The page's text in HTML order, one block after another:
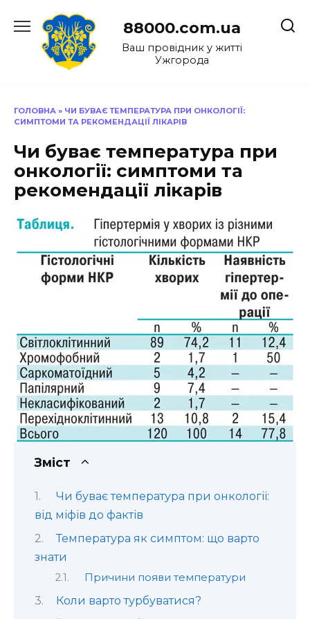
до
88000.com.ua
Ваш провідник у житті
Ужгорода
ГОЛОВНА » ЧИ БУВАЄ ТЕМПЕРАТУРА ПРИ ОНКОЛОГІЇ:
СИМПТОМИ ТА РЕКОМЕНДАЦІЇ ЛІКАРІВ
Чи буває температура при
онкології: симптоми та
рекомендації лікарів
Зміст
Чи буває температура при онкології:
від міфів до фактів
Температура як симптом: що варто
знати
Причини появи температури
Коли варто турбуватися?